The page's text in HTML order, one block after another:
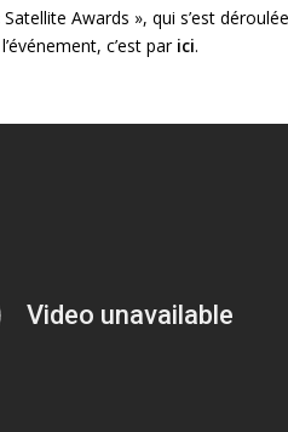
Awards », qui s’est
c’est par ici.